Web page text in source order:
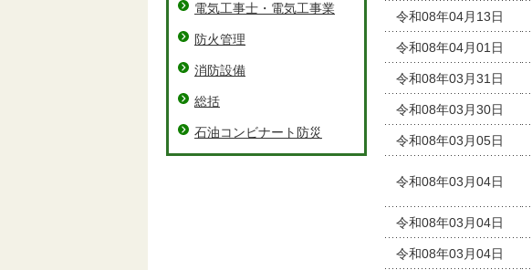
令和08年04月13日
令和08年04月01日
令和08年03月31日
令和08年03月30日
令和08年03月05日
令和08年03月04日
令和08年03月04日
令和08年03月04日
電気工事士・電気工事業
防火管理
消防設備
総括
石油コンビナート防災